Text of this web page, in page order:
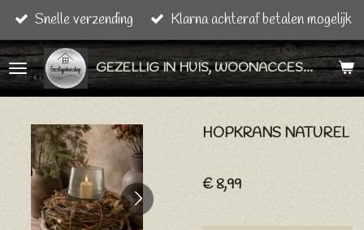
Ga
direct
naar
de
hoofdinhoud
GEZELLIG IN HUIS, WOONACCESSOIRES & CADEAU ARTIKELEN
Snelle verzending Klarna achteraf betalen mogelijk
HOPKRANS NATUREL
€ 8,99